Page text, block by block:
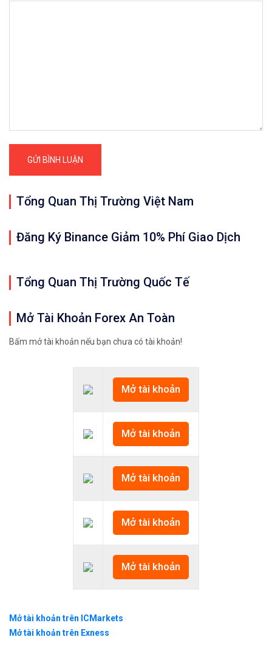
Tổng Quan Thị Trường Việt Nam
Đăng Ký Binance Giảm 10% Phí Giao Dịch
Tổng Quan Thị Trường Quốc Tế
Mở Tài Khoản Forex An Toàn
Bấm mở tài khoản nếu bạn chưa có tài khoản!
Mở tài khoản
Mở tài khoản
Mở tài khoản
Mở tài khoản
Mở tài khoản
Mở tài khoản trên ICMarkets
Mở tài khoản trên Exness